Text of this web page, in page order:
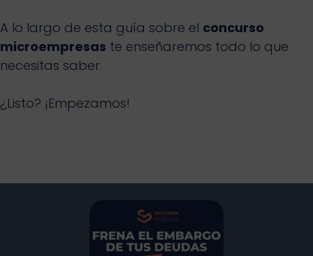
A lo largo de esta guía sobre el concurso
microempresas te enseñaremos todo lo que
necesitas saber.
¿Listo? ¡Empezamos!